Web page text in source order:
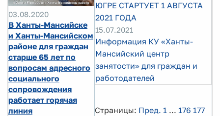
03.08.2020
В Ханты-Мансийске
и Ханты-Мансийском
районе для граждан
старше 65 лет по
вопросам адресного
социального
сопровождения
работает горячая
линия
ЮГРЕ СТАРТУЕТ 1 АВГУСТА
2021 ГОДА
15.07.2021
Информация КУ «Ханты-
Мансийский центр
занятости» для граждан и
работодателей
Страницы: Пред. 1 ... 176 177